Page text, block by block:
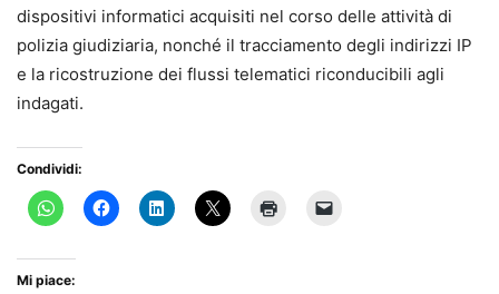
dispositivi informatici acquisiti nel corso delle attività di
polizia giudiziaria, nonché il tracciamento degli indirizzi IP
e la ricostruzione dei flussi telematici riconducibili agli
indagati.
Condividi:
Mi piace: